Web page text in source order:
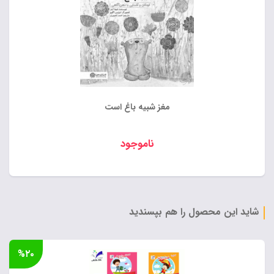
مغز شبیه باغ است
ناموجود
شاید این محصول را هم بپسندید
%۲۰